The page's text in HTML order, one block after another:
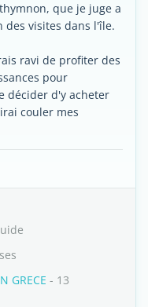
que je juge a
visites dans l'île.
ravi de profiter des
pour
décider d'y acheter
couler mes
GRECE - 13